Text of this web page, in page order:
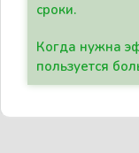
сроки.
Когда нужна
пользуется